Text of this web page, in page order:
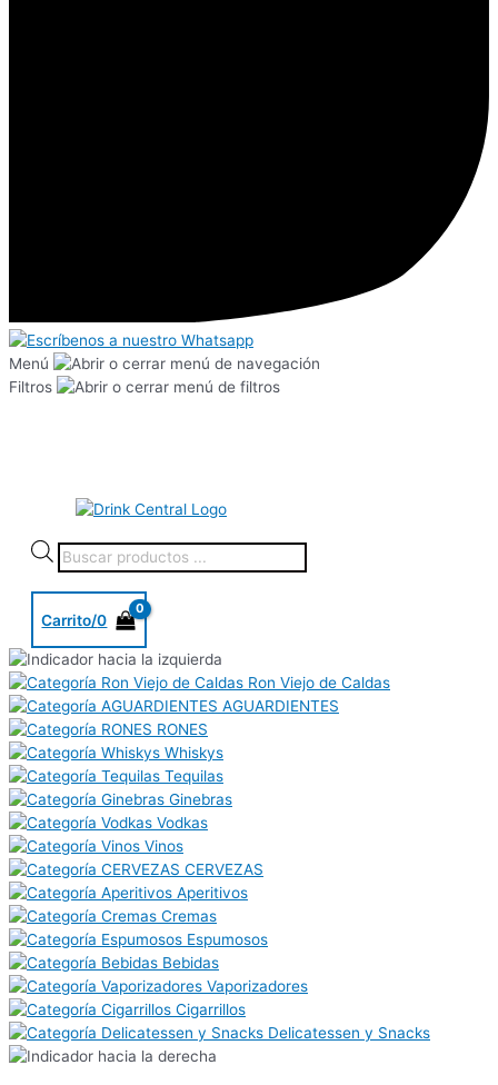
Menú
Filtros
Carrito/0
Ron Viejo de Caldas
AGUARDIENTES
RONES
Whiskys
Tequilas
Ginebras
Vodkas
Vinos
CERVEZAS
Aperitivos
Cremas
Espumosos
Bebidas
Vaporizadores
Cigarrillos
Delicatessen y Snacks